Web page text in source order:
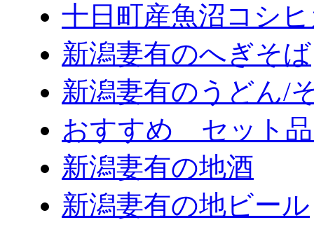
十日町産魚沼コシ
新潟妻有のへぎそば
新潟妻有のうどん/
おすすめ セット
新潟妻有の地酒
新潟妻有の地ビール